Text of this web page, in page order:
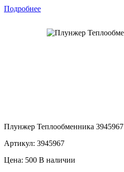
Подробнее
Плунжер Теплообменника 3945967
Артикул: 3945967
Цена: 500 В наличии